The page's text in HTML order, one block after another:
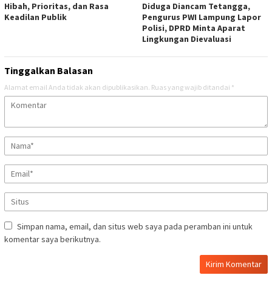
Hibah, Prioritas, dan Rasa
Keadilan Publik
Diduga Diancam Tetangga,
Pengurus PWI Lampung Lapor
Polisi, DPRD Minta Aparat
Lingkungan Dievaluasi
Tinggalkan Balasan
Alamat email Anda tidak akan dipublikasikan. Ruas yang wajib ditandai *
Simpan nama, email, dan situs web saya pada peramban ini untuk
komentar saya berikutnya.